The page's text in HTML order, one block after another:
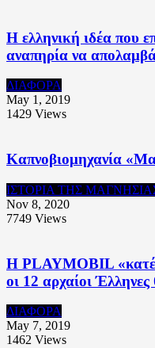
Η ελληνική ιδέα που
αναπηρία να
ΔΙΑΦΟΡΑ
May 1, 2019
1429 Views
Καπνοβιομηχανία
ΙΣΤΟΡΙΑ ΤΗΣ
Nov 8, 2020
7749 Views
Η PLAYMOBIL
οι 12 αρχαίοι Έλληνες
ΔΙΑΦΟΡΑ
May 7, 2019
1462 Views